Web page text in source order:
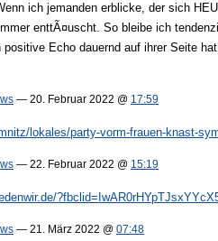
ich jemanden erblicke, der sich
enttÃ¤uscht. So bleibe ich
Echo dauernd auf ihrer Seite
— 20. Februar 2022 @ 17:59
lokales/party-vorm-frauen-knast-
— 22. Februar 2022 @ 15:19
— 21. März 2022 @ 07:48